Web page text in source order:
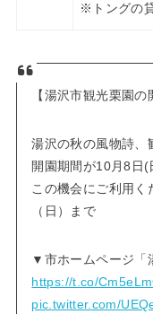
※トングの
【湯沢市観光栗園の
湯沢の秋の風物詩、
開園期間が10月8日
この機会にご利用
（日）まで
▼市ホームページ「
https://t.co/
pic.twitter.com/